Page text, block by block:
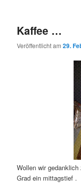
Kaffee …
Veröffentlicht am29.
Wollen wir
Grad ein mittagstief .